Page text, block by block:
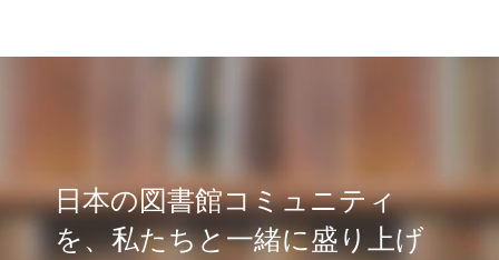
日本の図書館コミュニティ
を、私たちと一緒に盛り上げ